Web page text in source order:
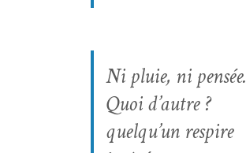
Ni pluie, ni pen­sée.
Quoi d’autre ?
quelqu’un respire